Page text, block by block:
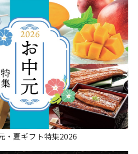
・夏ギフト特集2026